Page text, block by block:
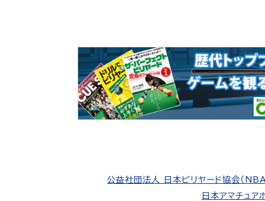
公益社団法人 日本ビリヤード協会（NBA
日本アマチュア